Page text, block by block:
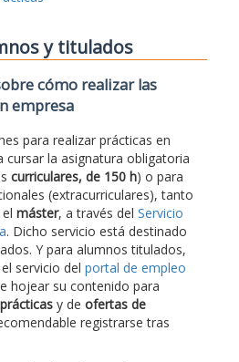
y titulados
cómo realizar las
empresa
para realizar prácticas en
cursar la asignatura obligatoria
curriculares, de 150 h) o para
(extracurriculares), tanto
máster, a través del Servicio
. Dicho servicio está destinado
Y para alumnos titulados,
servicio del portal de empleo
hojear su contenido para
prácticas y de ofertas de
registrarse tras